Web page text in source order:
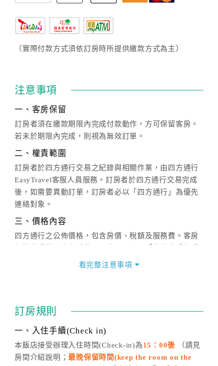
（實際付款方式須依訂房時所提供繳款方式為主）
注意事項
一、客房保留
訂房者須在繳款期限內完成付款動作，方可保留客房。
若未於期限內完成，則視為無效訂單。
二、權責範圍
訂房者於四方通行交易之紀錄與相關作業，由四方通行
EasyTravel客服人員服務。訂房者於四方通行交易完成
後，如需要異動訂單，訂房者必以「四方通行」為優先
連絡對象。
三、價格內容
四方通行之公佈價格，包含房價、稅額及服務費。客房
價」之當日價格為標準。
話方式異動訂單。
※非客服時間之申辦異動，皆為次日計算及辦理。
五、客服時間
週一至週日，上午9:00～晚上6:00
看完整注意事項
訂房規則
一、入住手續(Check in)
本飯店接受辦理入住時間(Check-in)為15：00後
（請見
房間介紹說明；最晚保留時間(keep the room on the